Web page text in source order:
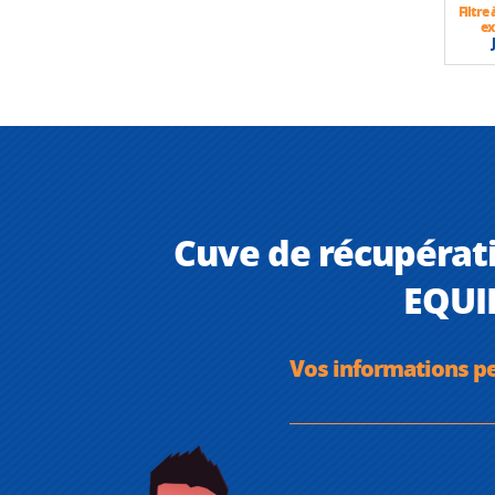
Filtre
Cuve de
Vos informations